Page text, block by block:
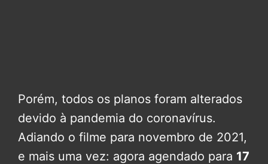
Porém, todos os planos foram alterados
devido à pandemia do coronavírus.
Adiando o filme para novembro de 2021,
e mais uma vez: agora agendado para 17